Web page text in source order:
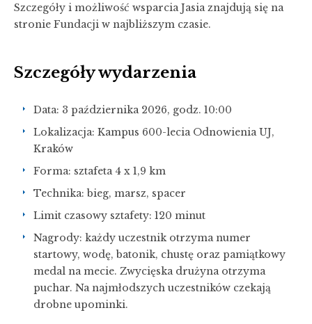
Szczegóły i możliwość wsparcia Jasia znajdują się na
stronie Fundacji w najbliższym czasie.
Szczegóły wydarzenia
Data: 3 października 2026, godz. 10:00
Lokalizacja: Kampus 600-lecia Odnowienia UJ,
Kraków
Forma: sztafeta 4 x 1,9 km
Technika: bieg, marsz, spacer
Limit czasowy sztafety: 120 minut
Nagrody: każdy uczestnik otrzyma numer
startowy, wodę, batonik, chustę oraz pamiątkowy
medal na mecie. Zwycięska drużyna otrzyma
puchar. Na najmłodszych uczestników czekają
drobne upominki.